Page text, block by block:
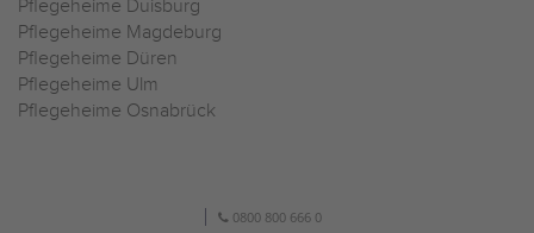
Pflegeheime Duisburg
Pflegeheime Magdeburg
Pflegeheime Düren
Pflegeheime Ulm
Pflegeheime Osnabrück
0800 800 666 0